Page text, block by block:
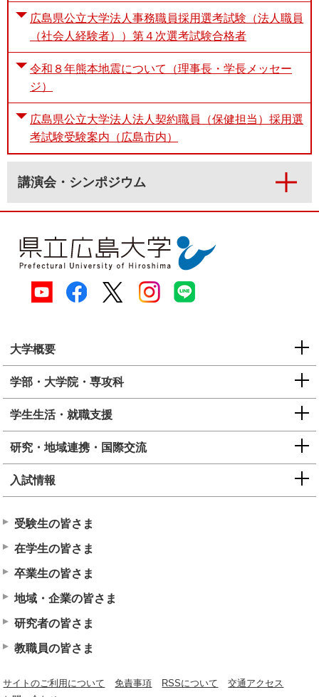
広島県公立大学法人事務職員採用選考試験（法人職員
（社会人経験者））第４次選考試験合格者
令和８年熊本地震について（理事長・学長メッセー
ジ）
広島県公立大学法人法人契約職員（保健担当）採用選
考試験受験案内（広島市内）
講演会・シンポジウム
大学概要
学部・大学院・専攻科
学生生活・就職支援
研究・地域連携・国際交流
入試情報
受験生の皆さま
在学生の皆さま
卒業生の皆さま
地域・企業の皆さま
研究者の皆さま
教職員の皆さま
サイトのご利用について 免責事項 RSSについて
交通アクセス